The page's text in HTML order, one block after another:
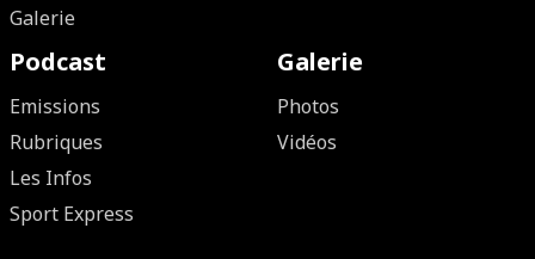
Galerie
Podcast
Emissions
Rubriques
Les Infos
Sport Express
Galerie
Photos
Vidéos